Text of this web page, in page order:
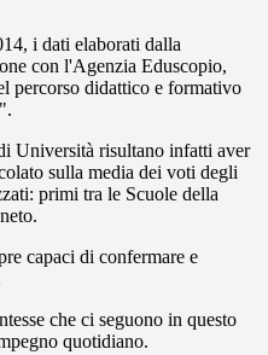
i dati elaborati dalla
con l'Agenzia Eduscopio,
percorso didattico e formativo
Università risultano infatti aver
sulla media dei voti degli
primi tra le Scuole della
capaci di confermare e
che ci seguono in questo
quotidiano.